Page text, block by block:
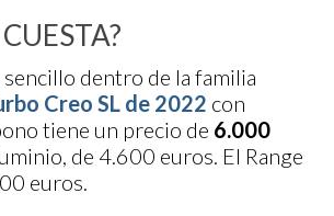
sencillo dentro de la familia
Creo SL de 2022 con
tiene un precio de 6.000
de 4.600 euros. El Range
euros.